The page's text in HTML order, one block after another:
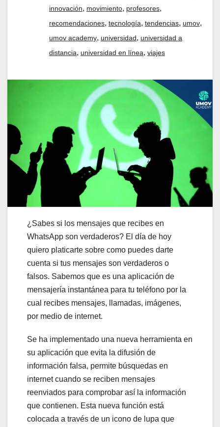
innovación, movimiento, profesores,
recomendaciones, tecnología, tendencias, umov,
umov academy, universidad, universidad a
distancia, universidad en línea, viajes
¿Sabes si los mensajes que recibes en
WhatsApp son verdaderos? El día de hoy
quiero platicarte sobre como puedes darte
cuenta si tus mensajes son verdaderos o
falsos. Sabemos que es una aplicación de
mensajería instantánea para tu teléfono por la
cual recibes mensajes, llamadas, imágenes,
por medio de internet.
Se ha implementado una nueva herramienta en
su aplicación que evita la difusión de
información falsa, permite búsquedas en
internet cuando se reciben mensajes
reenviados para comprobar así la información
que contienen. Esta nueva función está
colocada a través de un icono de lupa que